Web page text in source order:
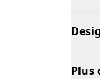
Plus